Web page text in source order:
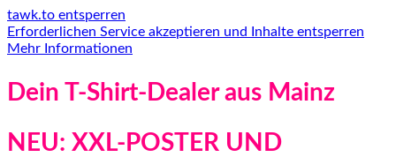
tawk.to entsperren
Erforderlichen Service akzeptieren und Inhalte entsperren
Mehr Informationen
Dein T-Shirt-Dealer aus Mainz
NEU: XXL-POSTER UND